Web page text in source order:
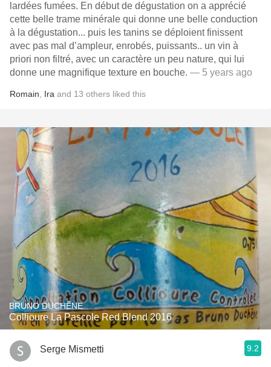
lardées fumées. En début de dégustation on a apprécié
cette belle trame minérale qui donne une belle conduction
à la dégustation... puis les tanins se déploient finissent
avec pas mal d’ampleur, enrobés, puissants.. un vin à
priori non filtré, avec un caractère un peu nature, qui lui
donne une magnifique texture en bouche. — 5 years ago
Romain Ira and 13 others liked this
BRUNO DUCHÊNE
Collioure La Pascole Red Blend 2016
Serge Mismetti 9.2